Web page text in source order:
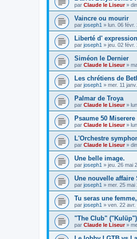
par Claude le Liseur»
Vaincre ou mourir
par joseph1 » lun. 06 févr.
Liberté d' expression
par joseph1 » jeu. 02 févr.
Siméon le Dernier
par Claude le Liseur»
Les chrétiens de
par joseph1 » mer. 11
Palmar de Troya
par Claude le Liseur»
Psaume 50 Miserere
par Claude le Liseur»
L'Orchestre
par Claude le Liseur»
Une belle image.
par joseph1 » jeu. 26 mai
Une nouvelle affaire
par joseph1 » mer. 25 mai
Tu seras une
par joseph1 » ven. 22 avr.
"The Club"
par Claude le Liseur»